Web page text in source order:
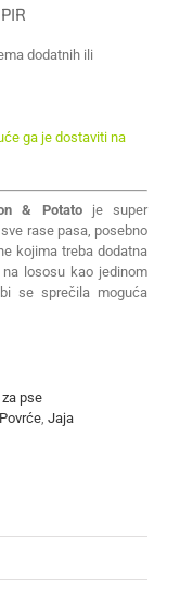
dodatnih ili
ga je dostaviti na
& Potatoje super
rase pasa, posebno
kojima treba dodatna
lososu kao jedinom
se sprečila moguća
pse
Povrće Jaja